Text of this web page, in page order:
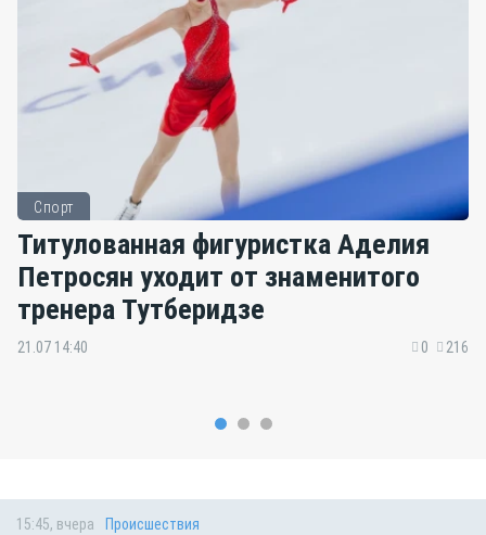
Спорт
Титулованная фигуристка Аделия
Петросян уходит от знаменитого
тренера Тутберидзе
21.07 14:40 0 216
15:45, вчера Происшествия